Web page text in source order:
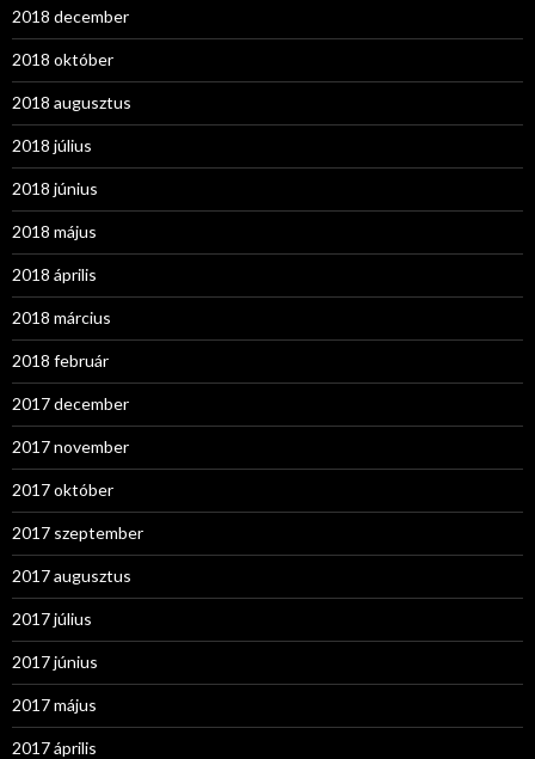
2018 december
2018 október
2018 augusztus
2018 július
2018 június
2018 május
2018 április
2018 március
2018 február
2017 december
2017 november
2017 október
2017 szeptember
2017 augusztus
2017 július
2017 június
2017 május
2017 április